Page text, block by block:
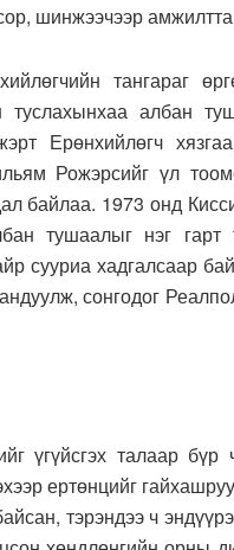
шинжээчээр
тангараг
албан
Ерөнхийлөгч
Рожэрсийг үл
байлаа. 1973 онд
тушаалыг нэг гарт
сууриа хадгалсаар
сонгодог
үгүйсгэх талаар
ертөнцийг
тэрэндээ ч